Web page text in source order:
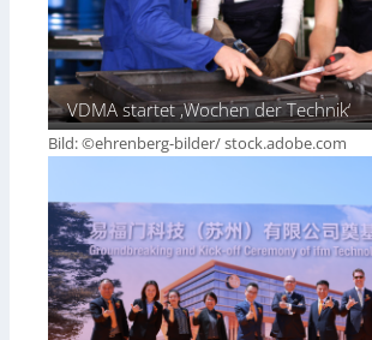
VDMA startet ‚Wochen der Technik‘
Bild: ©ehrenberg-bilder/ stock.adobe.com